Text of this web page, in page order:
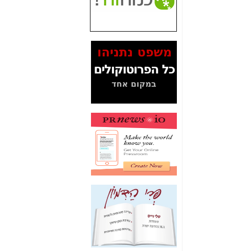
בכלל תמורה עבור
המסמכים בנושא בזק-
Yes (תיק 4000)
מוכיחים "תפירת תיק"
לאיש הלא נכון! -כאן
עובדות ומסמכים
האם ביבי כשר
תקשורת עזר לקב'
בזק? -כאן
מה מקור ה-Fake
News שהביא לתפירת
תיק לביבי והעלמת
החשודים הנכונים -כאן
אחת הרגליים של "תיק
4000 התפור"
התמוטטה היום
בניצחון (כפול) של בזק
-
כאן
איך כתבות מפנקות